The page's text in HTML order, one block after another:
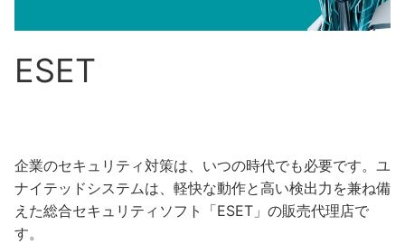
ESET
企業のセキュリティ対策は、いつの時代でも必要です。ユ
ナイテッドシステムは、軽快な動作と高い検出力を兼ね備
えた総合セキュリティソフト「ESET」の販売代理店で
す。